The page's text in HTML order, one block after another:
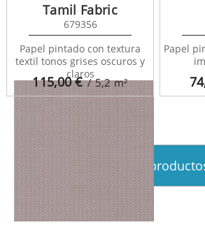
Five OClock 85821141
115,00€ / 5,2m²
Tamil Fabric
679356
Papel pintado con textura
textil tonos grises oscuros y
claros
Papel
Ver más